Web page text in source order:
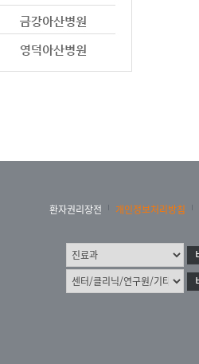
환자권리장전 개인정보처리방침